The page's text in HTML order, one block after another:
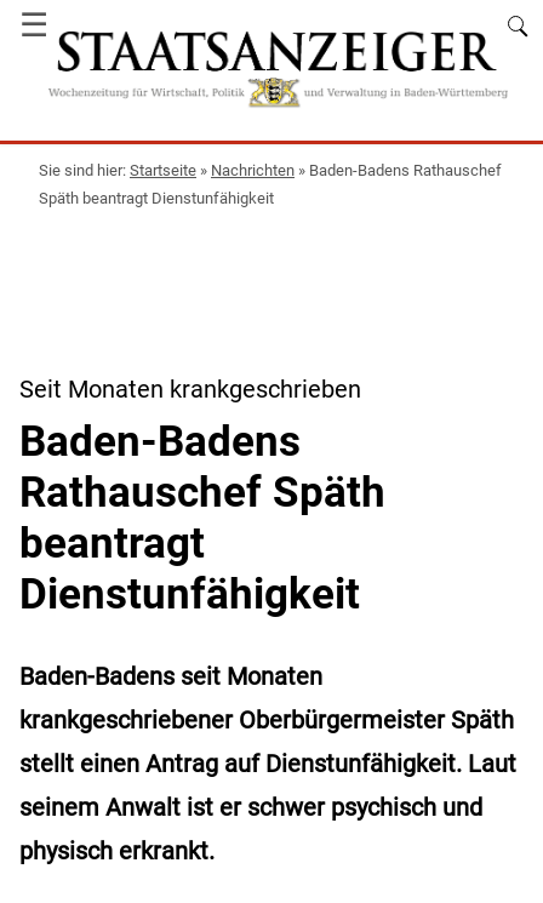
☰
Startseite » Nachrichten » Baden-Badens Rathauschef
Späth beantragt Dienstunfähigkeit
Seit Monaten krankgeschrieben
Baden-Badens
Rathauschef Späth
beantragt
Dienstunfähigkeit
Baden-Badens seit Monaten
krankgeschriebener Oberbürgermeister Späth
stellt einen Antrag auf Dienstunfähigkeit. Laut
seinem Anwalt ist er schwer psychisch und
physisch erkrankt.